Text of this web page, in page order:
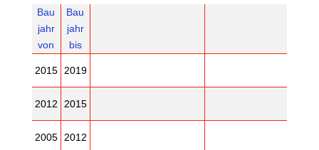
Bau
jahr
von
Bau
jahr
bis
2015 2019
2012 2015
2005 2012